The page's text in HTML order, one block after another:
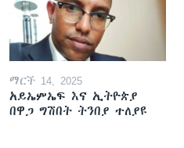
ማርች 14, 2025
አይኤምኤፍ እና ኢትዮጵያ
በዋጋ ግሽበት ትንበያ ተለያዩ